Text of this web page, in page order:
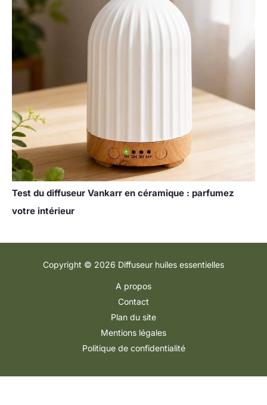
Test du diffuseur Vankarr en céramique : parfumez
votre intérieur
Copyright © 2026 Diffuseur huiles essentielles
A propos
Contact
Plan du site
Mentions légales
Politique de confidentialité